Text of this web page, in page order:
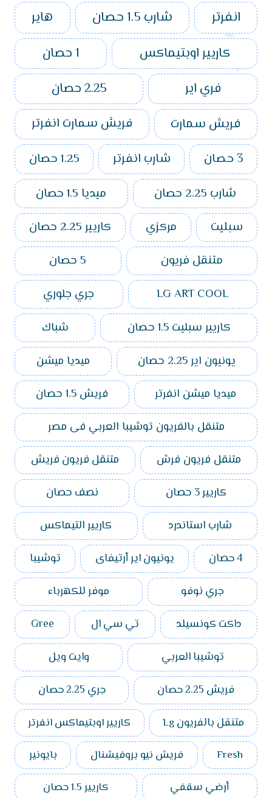
انفرتر
شارب 1.5 حصان
هاير
كاريير اوبتيماكس
1 حصان
فري اير
2.25 حصان
فريش سمارت
فريش سمارت انفرتر
3 حصان
شارب انفرتر 1.25 حصان
شارب 2.25 حصان ميديا 1.5 حصان
سبليت مركزي
كاريير 2.25 حصان
متنقل فريون
5 حصان
LG ART COOL
جري جلوري
كاريير سبليت 1.5 حصان
شباك
يونيون اير 2.25 حصان
ميديا ميشن
ميديا ميشن انفرتر
فريش 1.5 حصان
متنقل بالفريون توشيبا العربي فى مصر
متنقل فريون فرش
متنقل فريون فريش
كاريير 3 حصان
نصف حصان
شارب استاندرد
كاريير التيماكس
4 حصان
يونيون اير أرتيفاى
توشيبا
جري نوفو
موفر للكهرباء
داكت كونسيلد
تي سي ال
Gree
توشيبا العربي
وايت ويل
فريش 2.25 حصان
جري 2.25 حصان
متنقل بالفريون Lg
كاريير اوبتيماكس انفرتر
Fresh
فريش نيو بروفيشنال
بايونير
أرضي سقفي
كاريير 1.5 حصان